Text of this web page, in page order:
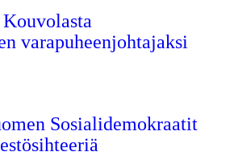
varapuheenjohtajaksi
Sosialidemokraatit